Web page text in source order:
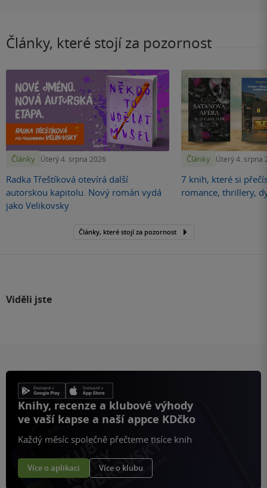
Články, které stojí za pozornost
Články Úterý 4. srpna 2026
Radka Třeštíková otevírá další
autorskou kapitolu. Nový román vydá
jako Velikovsky
Články Úterý 4. srpna
7 knih, které si
romance, thrillery,
Články, které stojí za pozornost
Viděli jste
Knihy, recenze a klubové výhody
ve vaší kapse a naší appce KDčko
Každý měsíc společně přečteme tisíce knih
Více o aplikaci Více o klubu